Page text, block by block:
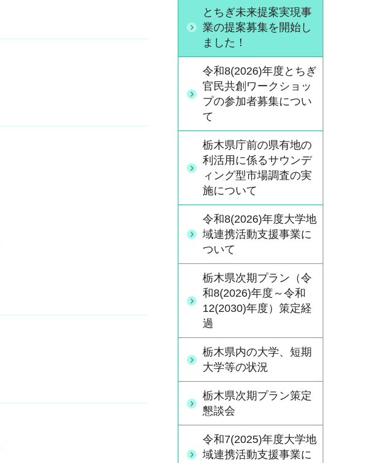
とちぎ未来提案実現事
業の提案募集を開始し
ました！
令和8(2026)年度とちぎ
官民共創ワークショッ
プの参加者募集につい
て
栃木県庁前の県有地の
利活用に係るサウンデ
ィング型市場調査の実
施について
令和8(2026)年度大学地
域連携活動支援事業に
ついて
栃木県次期プラン（令
和8(2026)年度～令和
12(2030)年度）策定経
過
栃木県内の大学、短期
大学等の状況
栃木県次期プラン策定
懇談会
令和7(2025)年度大学地
域連携活動支援事業に